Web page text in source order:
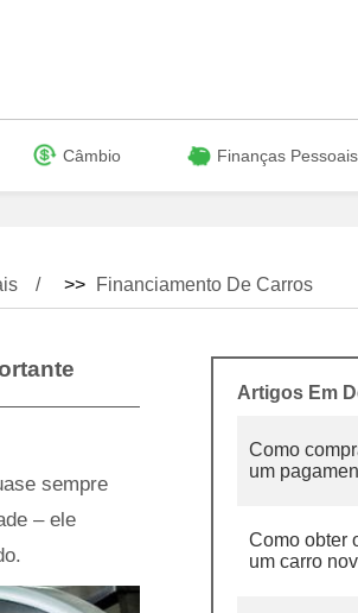
Câmbio Finanças Pessoais
>> Financiamento De Carros
sempre
– ele
Artigos Em
Como
um
Como obter
um carro